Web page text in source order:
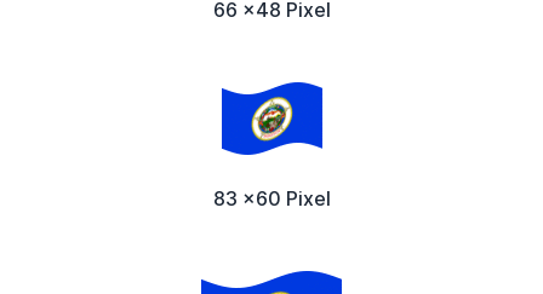
66 x48 Pixel
83 x60 Pixel